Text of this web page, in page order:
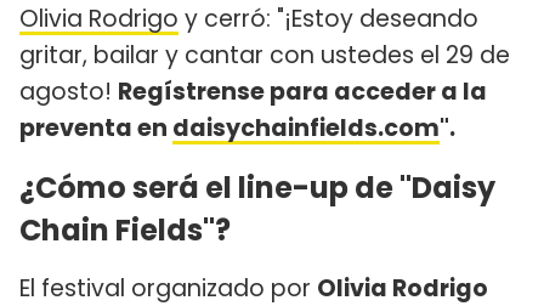
Olivia Rodrigo y cerró: "¡Estoy deseando
gritar, bailar y cantar con ustedes el 29 de
agosto! Regístrense para acceder a la
preventa en daisychainfields.com".
¿Cómo será el line-up de "Daisy
Chain Fields"?
El festival organizado por Olivia Rodrigo